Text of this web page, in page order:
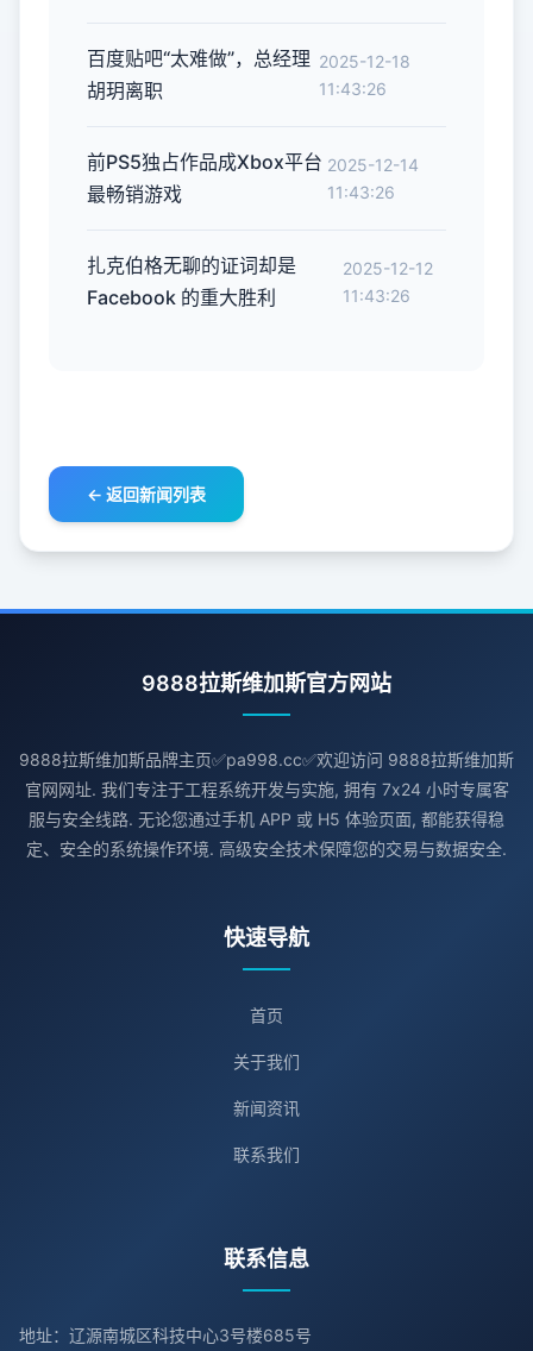
百度贴吧“太难做”，总经理
胡玥离职
2025-12-18
11:43:26
前PS5独占作品成Xbox平台
最畅销游戏
2025-12-14
11:43:26
扎克伯格无聊的证词却是
Facebook 的重大胜利
2025-12-12
11:43:26
← 返回新闻列表
9888拉斯维加斯官方网站
9888拉斯维加斯品牌主页✅pa998.cc✅欢迎访问 9888拉斯维加斯
官网网址. 我们专注于工程系统开发与实施, 拥有 7x24 小时专属客
服与安全线路. 无论您通过手机 APP 或 H5 体验页面, 都能获得稳
定、安全的系统操作环境. 高级安全技术保障您的交易与数据安全.
快速导航
首页
关于我们
新闻资讯
联系我们
联系信息
地址：辽源南城区科技中心3号楼685号